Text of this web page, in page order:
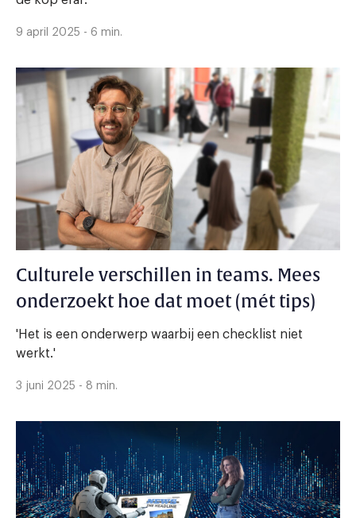
9 april 2025 - 6 min.
Culturele verschillen in teams. Mees
onderzoekt hoe dat moet (mét tips)
'Het is een onderwerp waarbij een checklist niet
werkt.'
3 juni 2025 - 8 min.